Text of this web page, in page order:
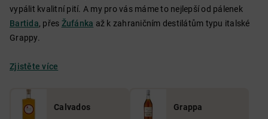
vypálit kvalitní pití. A my pro vás máme to nejlepší od pálenek
Bartida, přes Žufánka až k zahraničním destilátům typu italské
Grappy.
Zjistěte více
Calvados Grappa